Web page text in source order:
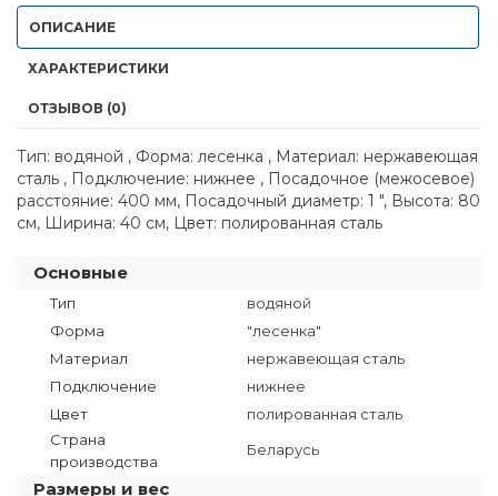
ОПИСАНИЕ
ХАРАКТЕРИСТИКИ
ОТЗЫВОВ (0)
Тип: водяной , Форма: лесенка , Материал: нержавеющая
сталь , Подключение: нижнее , Посадочное (межосевое)
расстояние: 400 мм, Посадочный диаметр: 1 ", Высота: 80
см, Ширина: 40 см, Цвет: полированная сталь
Основные
Тип
водяной
Форма
"лесенка"
Материал
нержавеющая сталь
Подключение
нижнее
Цвет
полированная сталь
Страна
производства
Беларусь
Размеры и вес